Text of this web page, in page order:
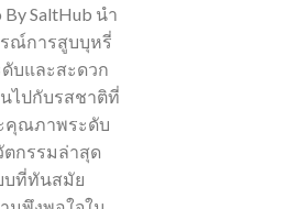
SaltHub นำ
ณ์การสูบบุหรี่
บและสะดวก
ไปกับรสชาติที่
คุณภาพระดับ
ตกรรมล่าสุด
บที่ทันสมัย